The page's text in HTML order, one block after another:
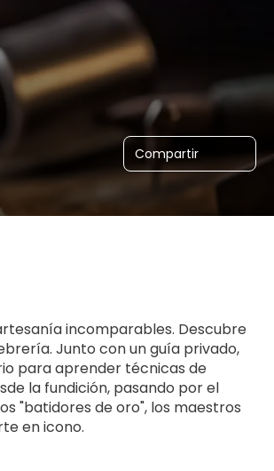
Compartir
incomparables. Descubre
Junto con un guía privado,
para aprender técnicas de
la fundición, pasando por el
"batidores de oro", los maestros
en icono.